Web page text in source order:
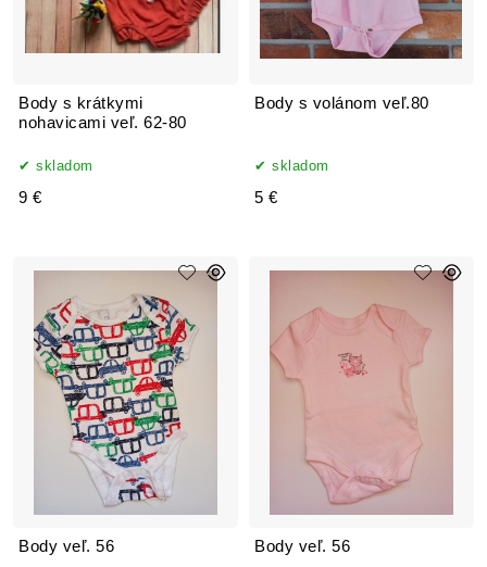
Body s krátkymi
nohavicami veľ. 62-80
skladom
9 €
Body s volánom veľ.80
skladom
5 €
Body veľ. 56 Body veľ. 56